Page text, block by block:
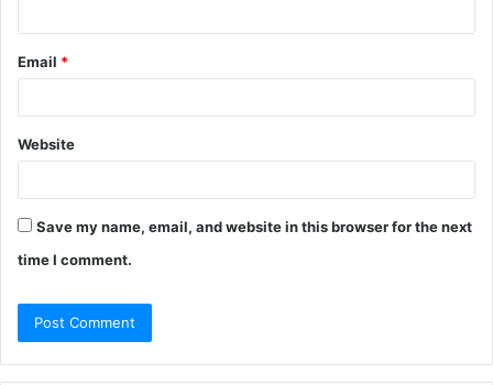
Email *
Website
Save my name, email, and website in this browser for the next
time I comment.